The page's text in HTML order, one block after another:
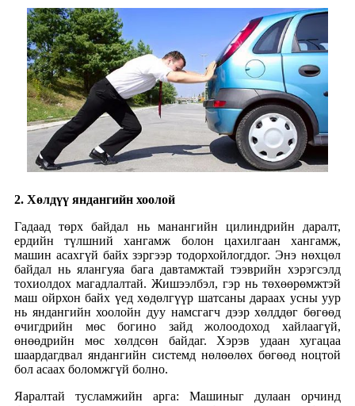
2. Хөлдүү яндангийн хоолой
Гадаад төрх байдал нь манангийн цилиндрийн даралт,
ердийн түлшний хангамж болон цахилгаан хангамж,
машин асахгүй байх зэргээр тодорхойлогддог. Энэ нөхцөл
байдал нь ялангуяа бага давтамжтай тээврийн хэрэгсэлд
тохиолдох магадлалтай. Жишээлбэл, гэр нь төхөөрөмжтэй
маш ойрхон байх үед хөдөлгүүр шатсаны дараах усны уур
нь яндангийн хоолойн дуу намсгагч дээр хөлддөг бөгөөд
өчигдрийн мөс богино зайд жолоодоход хайлаагүй,
өнөөдрийн мөс хөлдсөн байдаг. Хэрэв удаан хугацаа
шаардагдвал яндангийн системд нөлөөлөх бөгөөд ноцтой
бол асаах боломжгүй болно.
Яаралтай тусламжийн арга: Машиныг дулаан орчинд